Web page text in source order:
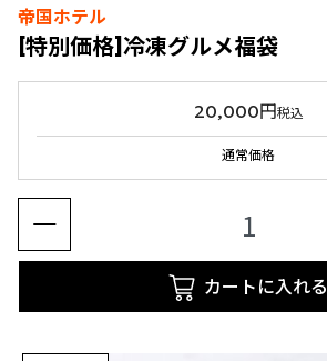
帝国ホテル
[特別価格]冷凍グルメ福袋
20,000円税込
通常価格
カートに入れる